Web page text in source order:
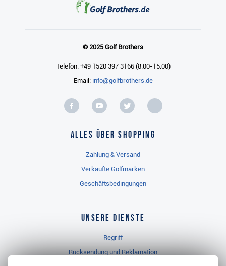
© 2025 Golf Brothers
Telefon: +49 1520 397 3166 (8:00-15:00)
Email: info@golfbrothers.de
Alles über Shopping
Zahlung & Versand
Verkaufte Golfmarken
Geschäftsbedingungen
Unsere Dienste
Regriff
Rücksendung und Reklamation